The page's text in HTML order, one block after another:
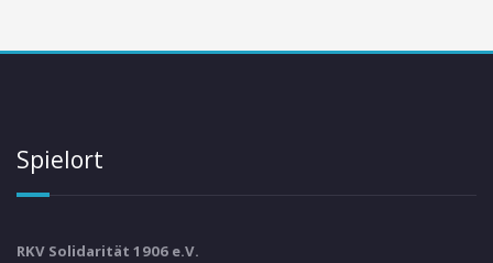
Spielort
RKV Solidarität 1906 e.V.